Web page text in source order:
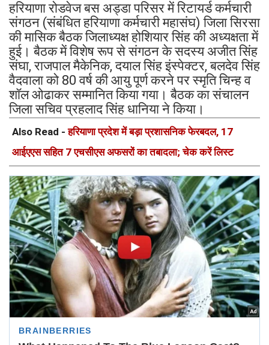
हरियाणा रोडवेज बस अड्डा परिसर में रिटायर्ड कर्मचारी
संगठन (संबंधित हरियाणा कर्मचारी महासंघ) जिला सिरसा
की मासिक बैठक जिलाध्यक्ष होशियार सिंह की अध्यक्षता में
हुई। बैठक में विशेष रूप से संगठन के सदस्य अजीत सिंह
संघा, राजपाल मैकेनिक, दयाल सिंह इंस्पेक्टर, बलदेव सिंह
वैदवाला को 80 वर्ष की आयु पूर्ण करने पर स्मृति चिन्ह व
शॉल ओढाकर सम्मानित किया गया। बैठक का संचालन
जिला सचिव प्रहलाद सिंह धानिया ने किया।
Also Read -हरियाणा प्रदेश में बड़ा प्रशासनिक फेरबदल, 17
आईएएस सहित 7 एचसीएस अफसरों का तबादला; चेक करें लिस्ट